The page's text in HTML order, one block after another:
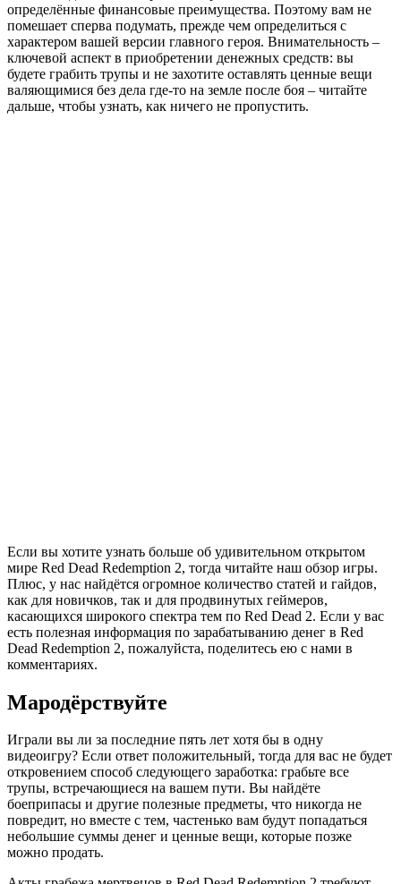
определённые финансовые преимущества. Поэтому вам не
помешает сперва подумать, прежде чем определиться с
характером вашей версии главного героя. Внимательность –
ключевой аспект в приобретении денежных средств: вы
будете грабить трупы и не захотите оставлять ценные вещи
валяющимися без дела где-то на земле после боя – читайте
дальше, чтобы узнать, как ничего не пропустить.
Если вы хотите узнать больше об удивительном открытом
мире Red Dead Redemption 2, тогда читайте наш обзор игры.
Плюс, у нас найдётся огромное количество статей и гайдов,
как для новичков, так и для продвинутых геймеров,
касающихся широкого спектра тем по Red Dead 2. Если у вас
есть полезная информация по зарабатыванию денег в Red
Dead Redemption 2, пожалуйста, поделитесь ею с нами в
комментариях.
Мародёрствуйте
Играли вы ли за последние пять лет хотя бы в одну
видеоигру? Если ответ положительный, тогда для вас не будет
откровением способ следующего заработка: грабьте все
трупы, встречающиеся на вашем пути. Вы найдёте
боеприпасы и другие полезные предметы, что никогда не
повредит, но вместе с тем, частенько вам будут попадаться
небольшие суммы денег и ценные вещи, которые позже
можно продать.